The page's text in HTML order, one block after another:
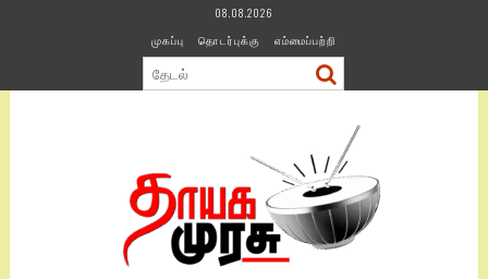
08.08.2026
முகப்பு
தொடர்புக்கு எம்மைப்பற்றி